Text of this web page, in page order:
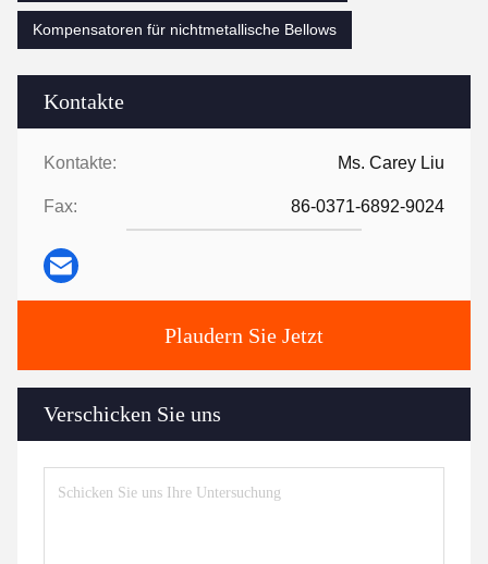
Kontakte
Kontakte: Ms. Carey Liu
Fax: 86-0371-6892-9024
Plaudern Sie Jetzt
Verschicken Sie uns
Kompensatoren für nichtmetallische Bellows